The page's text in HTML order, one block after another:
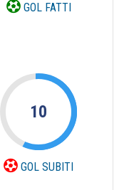
GOL FATTI
10
GOL SUBITI